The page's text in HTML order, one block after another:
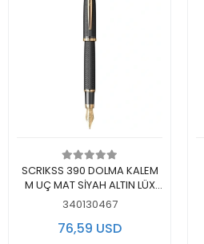
Add to cart
SCRIKSS 390 DOLMA KALEM
M UÇ MAT SİYAH ALTIN LÜX
KUTUDA
340130467
76,59 USD